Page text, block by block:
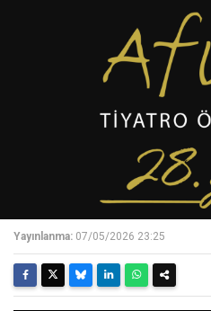
Yayınlanma: 07/05/2026 23:25